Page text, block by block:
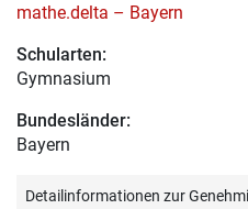
mathe.delta – Bayern
Schularten:
Gymnasium
Bundesländer:
Bayern
Detailinformationen zur